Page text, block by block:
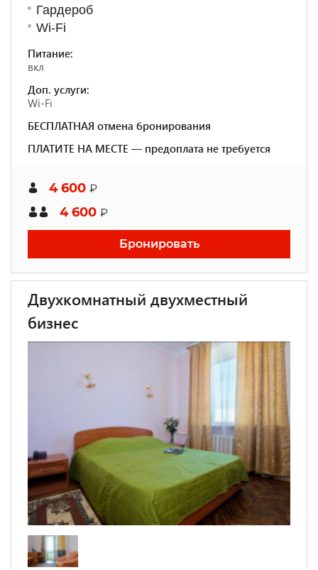
Гардероб
Wi-Fi
Питание:
вкл
Доп. услуги:
Wi-Fi
БЕСПЛАТНАЯ отмена бронирования
ПЛАТИТЕ НА МЕСТЕ — предоплата не требуется
4 600 ₽
4 600 ₽
Бронировать
Двухкомнатный двухместный
бизнес